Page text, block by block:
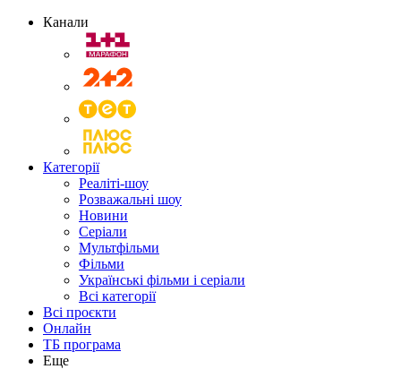
Канали
Категорії
Реаліті-шоу
Розважальні шоу
Новини
Серіали
Мультфільми
Фільми
Українські фільми і серіали
Всі категорії
Всі проєкти
Онлайн
ТБ програма
Еще